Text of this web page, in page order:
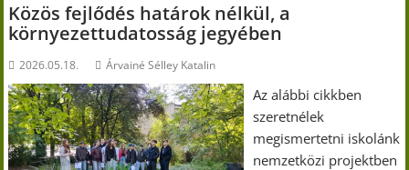
Közös fejlődés határok nélkül, a
környezettudatosság jegyében
2026.05.18. Árvainé Sélley Katalin
Az alábbi cikkben
szeretnélek
megismertetni iskolánk
nemzetközi projektben